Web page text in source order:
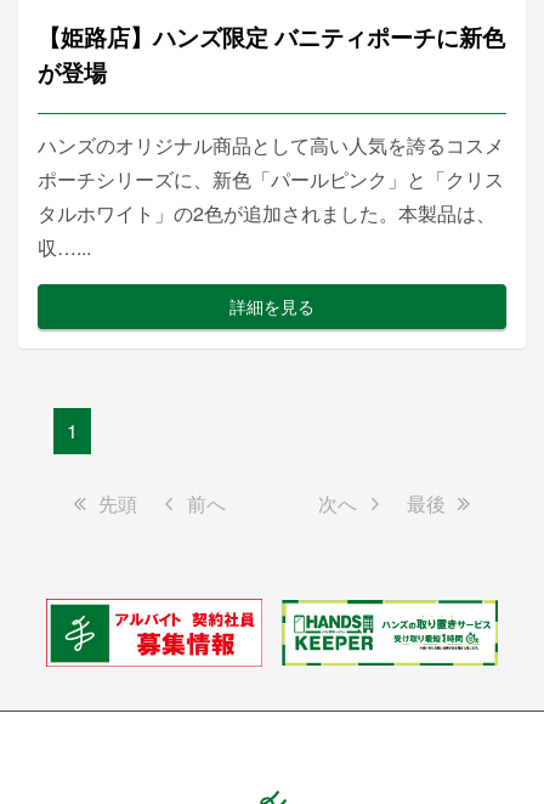
【姫路店】ハンズ限定 バニティポーチに新色
が登場
ハンズのオリジナル商品として高い人気を誇るコスメ
ポーチシリーズに、新色「パールピンク」と「クリス
タルホワイト」の2色が追加されました。本製品は、
収…...
詳細を見る
先頭 前へ
1
次へ 最後